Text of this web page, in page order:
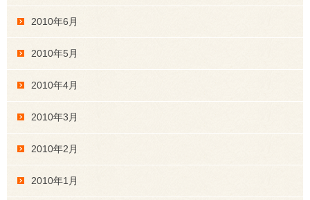
2010年6月
2010年5月
2010年4月
2010年3月
2010年2月
2010年1月